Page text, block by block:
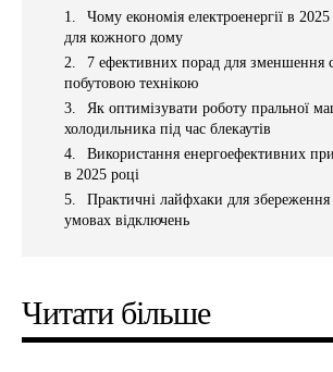
Чому економія електроенергії в
для кожного дому
7 ефективних порад для зменшення
побутовою технікою
Як оптимізувати роботу пральної
холодильника під час блекаутів
Використання енергоефективних
в 2025 році
Практичні лайфхаки для збереження
умовах відключень
Читати більше